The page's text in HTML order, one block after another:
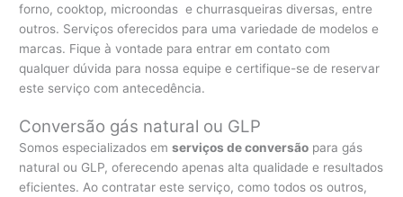
forno, cooktop, microondas e churrasqueiras diversas, entre
outros. Serviços oferecidos para uma variedade de modelos e
marcas. Fique à vontade para entrar em contato com
qualquer dúvida para nossa equipe e certifique-se de reservar
este serviço com antecedência.
Conversão gás natural ou GLP
Somos especializados emserviços de conversão para gás
natural ou GLP, oferecendo apenas alta qualidade e resultados
eficientes. Ao contratar este serviço, como todos os outros,